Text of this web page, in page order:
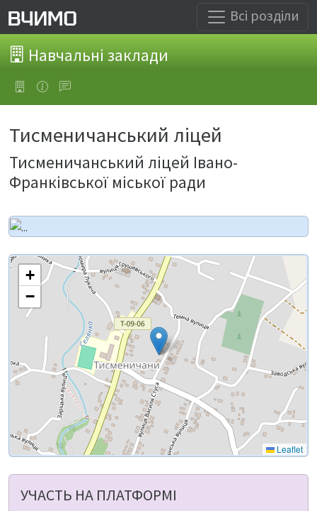
Всі розділи
Навчальні заклади
Тисменичанський ліцей
Тисменичанський ліцей Івано-
Франківської міської ради
+
−
Leaflet
УЧАСТЬ НА ПЛАТФОРМІ